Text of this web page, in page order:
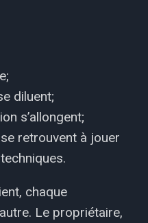
diluent;
s’allongent;
retrouvent à jouer
chaque
Le propriétaire,